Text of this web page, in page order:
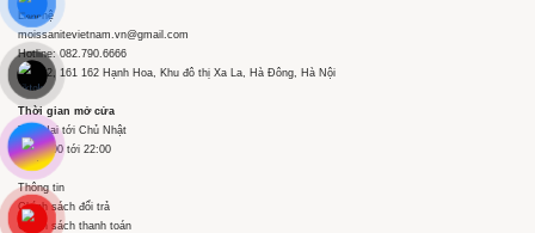
Thông tin
Chính sách đổi trả
Chính sách thanh toán
Thời gian mở cửa
Thứ Hai tới Chủ Nhật
Từ 09:00 tới 22:00
Liên hệ
moissanitevietnam.vn@gmail.com
Hotline: 082.790.6666
Tầng 2, 161 162 Hạnh Hoa, Khu đô thị Xa La, Hà Đông, Hà Nội